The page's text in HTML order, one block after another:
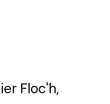
Floc'h,